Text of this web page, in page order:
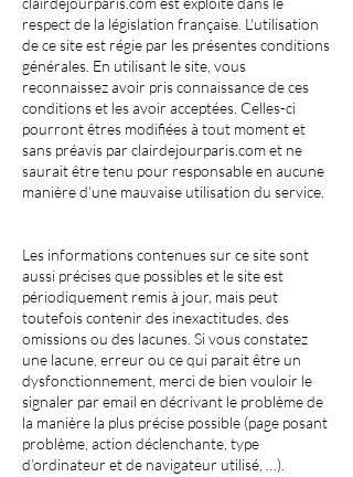
respect de la législation française. L'utilisation
de ce site est régie par les présentes conditions
générales. En utilisant le site, vous
reconnaissez avoir pris connaissance de ces
conditions et les avoir acceptées. Celles-ci
pourront êtres modifiées à tout moment et
sans préavis par clairdejourparis.com et ne
saurait être tenu pour responsable en aucune
manière d’une mauvaise utilisation du service.
Les informations contenues sur ce site sont
aussi précises que possibles et le site est
périodiquement remis à jour, mais peut
toutefois contenir des inexactitudes, des
omissions ou des lacunes. Si vous constatez
une lacune, erreur ou ce qui parait être un
dysfonctionnement, merci de bien vouloir le
signaler par email en décrivant le problème de
la manière la plus précise possible (page posant
problème, action déclenchante, type
d’ordinateur et de navigateur utilisé, …).